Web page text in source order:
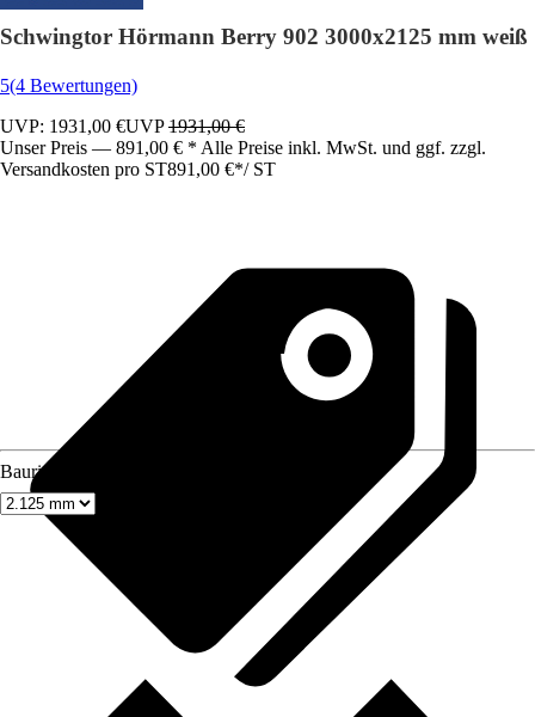
Schwingtor Hörmann Berry 902 3000x2125 mm weiß
5(4 Bewertungen)
UVP: 1931,00 €UVP1931,00 €
Unser Preis — 891,00 € * Alle Preise inkl. MwSt. und ggf. zzgl.
Versandkosten pro ST891,00 €*/ ST
Baurichtmaß Höhe